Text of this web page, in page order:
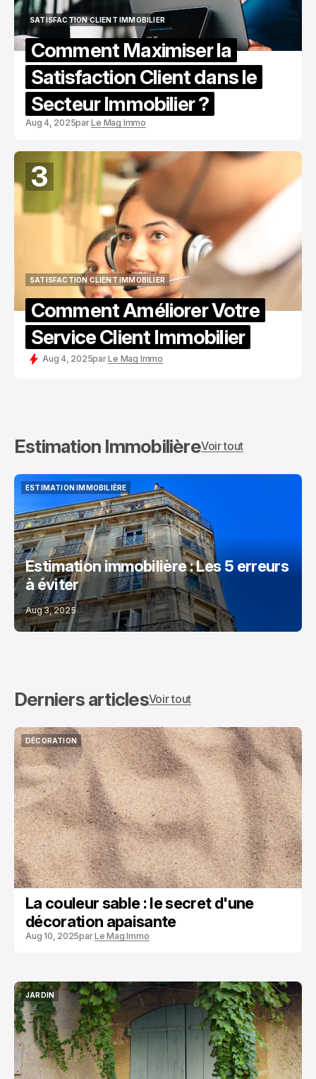
SATISFACTION CLIENT IMMOBILIER
SATISFACTION CLIENT IMMOBILIER
Comment Maximiser la
Satisfaction Client dans le
Secteur Immobilier ?
Aug 4, 2025parLe Mag Immo
3
SATISFACTION CLIENT IMMOBILIER
SATISFACTION CLIENT IMMOBILIER
Comment Améliorer Votre
Service Client Immobilier
Aug 4, 2025parLe Mag Immo
Estimation ImmobilièreVoir tout
ESTIMATION IMMOBILIÈRE
ESTIMATION IMMOBILIÈRE
Estimation immobilière : Les 5 erreurs
à éviter
Aug 3, 2025
Derniers articlesVoir tout
DÉCORATION
DÉCORATION
La couleur sable : le secret d'une
décoration apaisante
Aug 10, 2025parLe Mag Immo
JARDIN
JARDIN